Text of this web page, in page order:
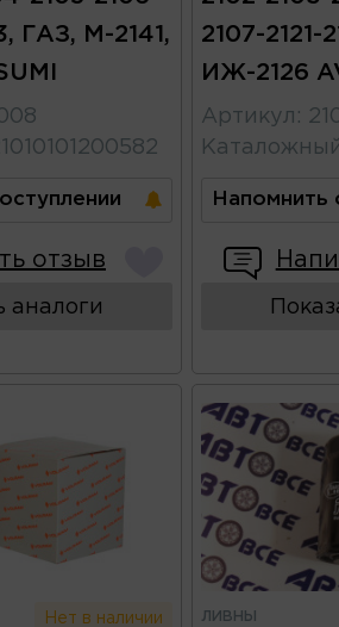
ГАЗ, М-2141,
отзыв
аналоги
2107-2121-
ИЖ-2126
Артикул :
Напомнить
Нет в наличии ЛИВНЫ